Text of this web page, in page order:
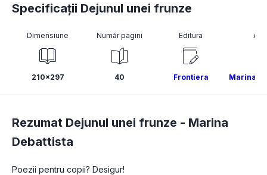
Specificații Dejunul unei frunze
Dimensiune
210x297
Număr pagini
40
Editura
Frontiera Marina
Rezumat Dejunul unei frunze - Marina
Debattista
Poezii pentru copii? Desigur!